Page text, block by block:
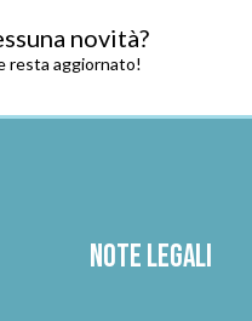
novità?
resta aggiornato!
Note legali